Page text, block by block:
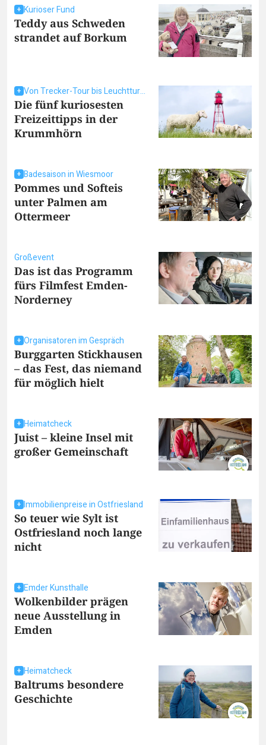
Kurioser Fund
Teddy aus Schweden
strandet auf Borkum
Von Trecker-Tour bis Leuchtturm-Picknick
Die fünf kuriosesten
Freizeittipps in der
Krummhörn
Badesaison in Wiesmoor
Pommes und Softeis
unter Palmen am
Ottermeer
Großevent
Das ist das Programm
fürs Filmfest Emden-
Norderney
Organisatoren im Gespräch
Burggarten Stickhausen
– das Fest, das niemand
für möglich hielt
Heimatcheck
Juist – kleine Insel mit
großer Gemeinschaft
Immobilienpreise in Ostfriesland
So teuer wie Sylt ist
Ostfriesland noch lange
nicht
Emder Kunsthalle
Wolkenbilder prägen
neue Ausstellung in
Emden
Heimatcheck
Baltrums besondere
Geschichte